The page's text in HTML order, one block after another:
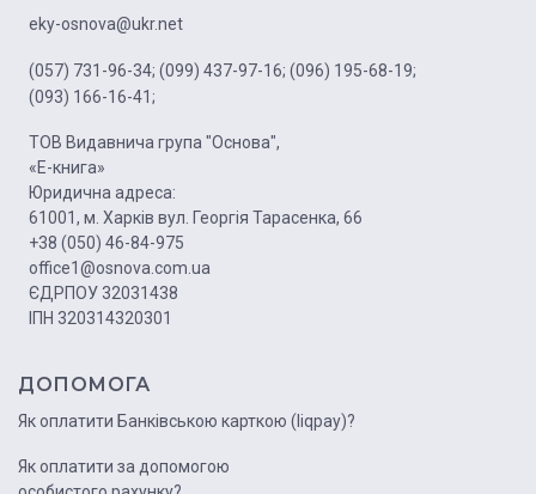
eky-osnova@ukr.net
(057) 731-96-34; (099) 437-97-16; (096) 195-68-19;
(093) 166-16-41;
ТОВ Видавнича група "Основа",
«Е-книга»
Юридична адреса:
61001, м. Харків вул. Георгія Тарасенка, 66
+38 (050) 46-84-975
office1@osnova.com.ua
ЄДРПОУ 32031438
ІПН 320314320301
ДОПОМОГА
Як оплатити Банківською карткою (liqpay)?
Як оплатити за допомогою